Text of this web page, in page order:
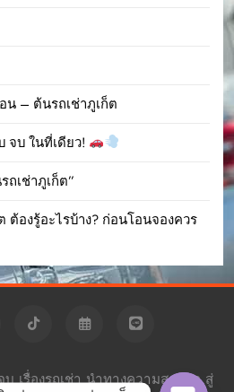
น – ต้นรถเช่าภูเก็ต
จบ ในที่เดียว!
ถเช่าภูเก็ต”
ต้องรู้อะไรบ้าง? ก่อนโอนจองควร
เรื่องรถเช่า นำทางความสะดวก สู่